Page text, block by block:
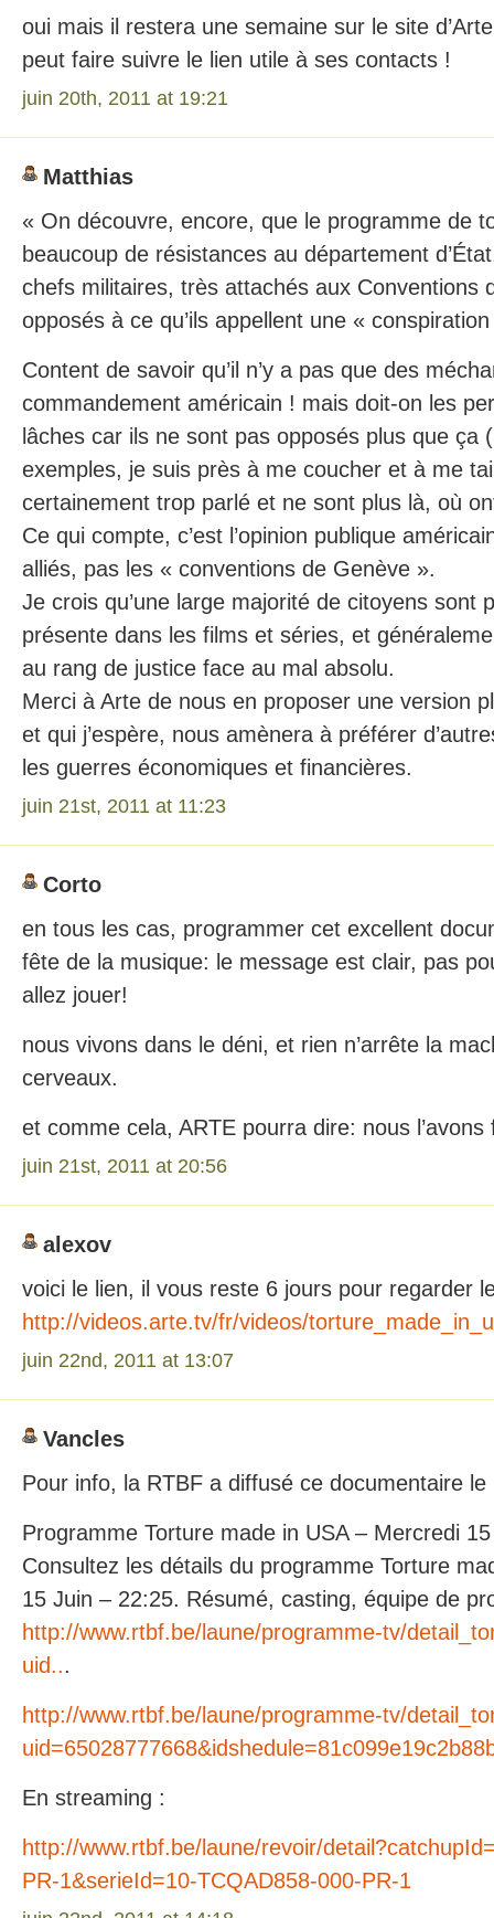
oui mais il restera une semaine sur le site
peut faire suivre le lien utile à ses contacts !
juin 20th, 2011 at 19:21
Matthias
« On découvre, encore, que le programme de
beaucoup de résistances au département
chefs militaires, très attachés aux Conventions
opposés à ce qu’ils appellent une «
Content de savoir qu’il n’y a pas que des
commandement américain ! mais doit-on les
lâches car ils ne sont pas opposés plus que ça
exemples, je suis près à me coucher et à me
certainement trop parlé et ne sont plus là, où
Ce qui compte, c’est l’opinion publique
alliés, pas les « conventions de Genève ».
Je crois qu’une large majorité de citoyens sont
présente dans les films et séries, et
au rang de justice face au mal absolu.
Merci à Arte de nous en proposer une version
et qui j’espère, nous amènera à préférer
les guerres économiques et financières.
juin 21st, 2011 at 11:23
Corto
en tous les cas, programmer cet excellent
fête de la musique: le message est clair, pas
allez jouer!
nous vivons dans le déni, et rien n’arrête la
cerveaux.
et comme cela, ARTE pourra dire: nous
juin 21st, 2011 at 20:56
alexov
voici le lien, il vous reste 6 jours pour regarder
http://videos.arte.tv/fr/videos/
juin 22nd, 2011 at 13:07
Vancles
Pour info, la RTBF a diffusé ce documentaire
Programme Torture made in USA – Mercredi
Consultez les détails du programme Torture
15 Juin – 22:25. Résumé, casting, équipe de
http://www.rtbf.be/laune/programme-tv/
uid...
http://www.rtbf.be/laune/programme-tv/
En streaming :
http://www.rtbf.be/laune/revoir/
PR-1&serieId=10-TCQAD858-000-PR-1